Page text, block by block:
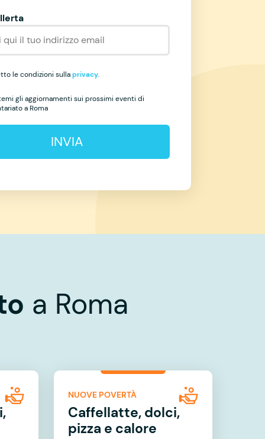
le condizioni sullaprivacy.
gli aggiornamenti sui prossimi eventi di
a Roma
INVIA
a Roma
NUOVE POVERTÀ
Caffellatte, dolci,
pizza e calore